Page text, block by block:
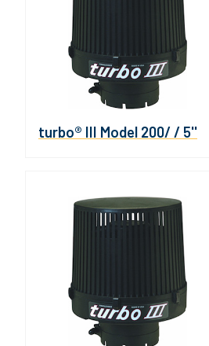
turbo® III Model 200/ / 5''